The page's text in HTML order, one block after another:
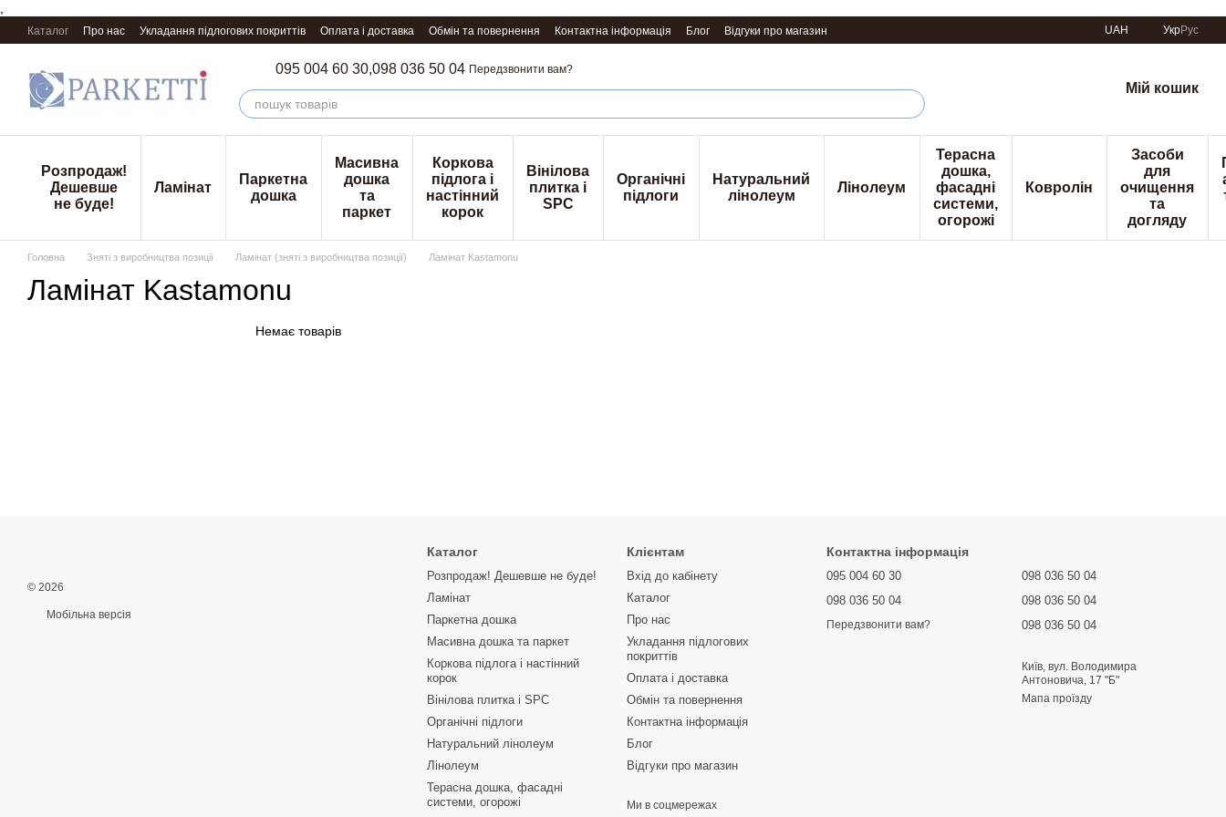
Перейти к основному контенту
Каталог Про нас Укладання підлогових покриттів Оплата і доставка Обмін та повернення Контактна інформація Блог Відгуки про магазин UAH УкрРус
095 004 60 30,098 036 50 04 Передзвонити вам?
Мій кошик
Розпродаж!
Дешевше
не буде!
Ламінат
Паркетна
дошка
Масивна
дошка
та
паркет
Коркова
підлога і
настінний
корок
Вінілова
плитка і
SPC
Органічні
підлоги
Натуральний
лінолеум
Лінолеум
Терасна
дошка,
фасадні
системи,
огорожі
Ковролін
Засоби
для
очищення
та
догляду
Головна Зняті з виробництва позиції Ламінат (зняті з виробництва позиції) Ламінат Kastamonu
Ламінат Kastamonu
Немає товарів
© 2026
Мобільна версія
Каталог
Розпродаж! Дешевше не буде!
Ламінат
Паркетна дошка
Масивна дошка та паркет
Коркова підлога і настінний
корок
Вінілова плитка і SPC
Органічні підлоги
Натуральний лінолеум
Лінолеум
Терасна дошка, фасадні
системи, огорожі
Клієнтам
Вхід до кабінету
Каталог
Про нас
Укладання підлогових
покриттів
Оплата і доставка
Обмін та повернення
Контактна інформація
Блог
Відгуки про магазин
Ми в соцмережах
Контактна інформація
095 004 60 30
098 036 50 04
Передзвонити вам?
098 036 50 04
098 036 50 04
098 036 50 04
Київ, вул. Володимира
Антоновича, 17 "Б"
Мапа проїзду